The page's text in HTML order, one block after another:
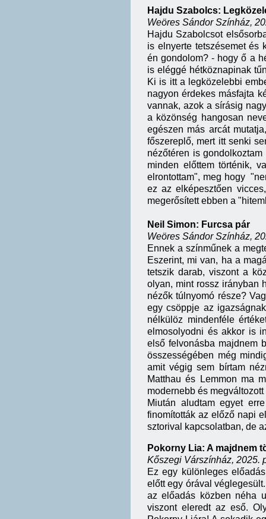
Hajdu Szabolcs:
Weöres Sándor Színház,
Hajdu Szabolcsot
is elnyerte tetszésemet és
én gondolom? - hogy ő a
is eléggé hétköznapinak
Ki is itt a legközelebbi
nagyon érdekes másfajta
vannak, azok a sírásig
a közönség hangosan
egészen más arcát
főszereplő, mert itt senki
nézőtéren is
minden előttem történik,
elrontottam", meg hogy
ez az elképesztően
megerősített ebben a
Neil Simon: Furcsa pár
Weöres Sándor Színház,
Ennek a színműnek a
Eszerint, mi van, ha a
tetszik darab, viszont a
olyan, mint rossz irányban
nézők túlnyomó része?
egy csöppje az
nélkülöz mindenféle
elmosolyodni és akkor is
első felvonásba majdnem
összességében még
amit végig sem bírtam
Matthau és Lemmon ma
modernebb és
Miután aludtam egyet
finomították az előző napi
sztorival kapcsolatban, de
Pokorny Lia: A majdnem
Kőszegi Várszínház, 2025.
Ez egy különleges
előtt egy órával
az előadás közben néha
viszont eleredt az eső.